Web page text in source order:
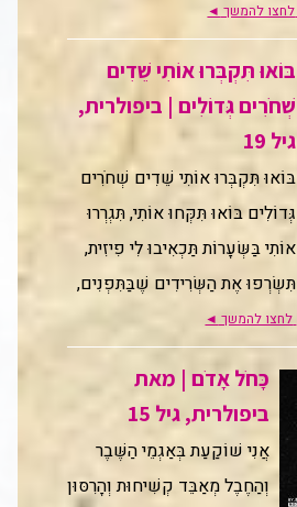
לחצו להמשך ◄
בּוֹאוּ תִּקְבְּרוּ אוֹתִי שֵׁדִים
שְׁחֹרִים גְּדוֹלִים | ביפולרית,
גיל 19
בּוֹאוּ תִּקְבְּרוּ אוֹתִי שֵׁדִים שְׁחֹרִים
גְּדוֹלִים בּוֹאוּ תִּקְּחוּ אוֹתִי, תִּגְרְרוּ
אוֹתִי בַּשְּׂעָרוֹת תַּכְאִיבוּ לִי פִיזִית,
תִּשְׂרְפוּ אֶת הַשְּׂרִידִים שֶׁבַּתִּפְנִים,
לחצו להמשך ◄
כָּחֹל אָדֹם | מאת
ביפולרית, גיל 15
אֲנִי שׁוֹקַעַת בְּאַגְמֵי הַשֶּׁבֶר
וְהַחֶבֶל מְאַבֵּד קְשִׁיחוּת וְהָרִסּוּן